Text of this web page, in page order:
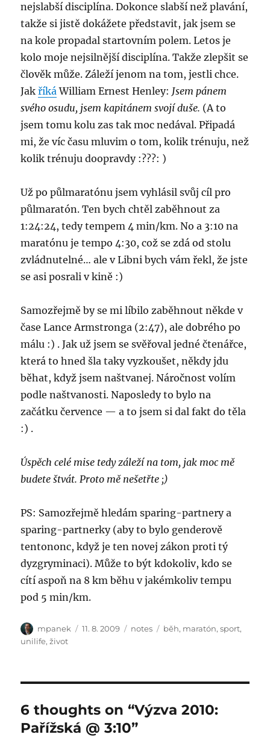
nejslabší disciplína. Dokonce slabší než plavání,
takže si jistě dokážete představit, jak jsem se
na kole propadal startovním polem. Letos je
kolo moje nejsilnější disciplína. Takže zlepšit se
člověk může. Záleží jenom na tom, jestli chce.
JakříkáWilliam Ernest Henley: Jsem pánem
svého osudu, jsem kapitánem svojí duše. (A to
jsem tomu kolu zas tak moc nedával. Připadá
mi, že víc času mluvim o tom, kolik trénuju, než
kolik trénuju doopravdy :???: )
Už po půlmaratónu jsem vyhlásil svůj cíl pro
půlmaratón. Ten bych chtěl zaběhnout za
1:24:24, tedy tempem 4 min/km. No a 3:10 na
maratónu je tempo 4:30, což se zdá od stolu
zvládnutelné… ale v Libni bych vám řekl, že jste
se asi posrali v kině :)
Samozřejmě by se mi líbilo zaběhnout někde v
čase Lance Armstronga (2:47), ale dobrého po
málu :) . Jak už jsem se svěřoval jedné čtenářce,
která to hned šla taky vyzkoušet, někdy jdu
běhat, když jsem naštvanej. Náročnost volím
podle naštvanosti. Naposledy to bylo na
začátku července — a to jsem si dal fakt do těla
:) .
Úspěch celé mise tedy záleží na tom, jak moc mě
budete štvát. Proto mě nešetřte ;)
PS: Samozřejmě hledám sparing-partnery a
sparing-partnerky (aby to bylo genderově
tentononc, když je ten novej zákon proti tý
dyzgryminaci). Může to být kdokoliv, kdo se
cítí aspoň na 8 km běhu v jakémkoliv tempu
pod 5 min/km.
Author
mpanek
Posted
11. 8. 2009 Categories
notes Tags
běh, maratón,sport,
unilife,život
6 thoughts on “Výzva 2010:
Pařížská @ 3:10”